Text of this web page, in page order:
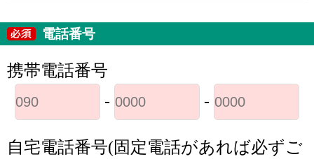
電話番号
携帯電話番号
-
-
自宅電話番号(固定電話があれば必ずご